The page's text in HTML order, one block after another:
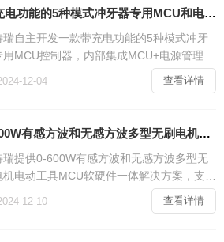
带充电功能的5种模式冲牙器专用MCU和电源管理一体SOC控制器方案
瑞自主开发一款带充电功能的5种模式冲牙
用MCU控制器，内部集成MCU+电源管理
电压报警等功能，电动冲牙器是一种通过高
柱冲洗牙齿缝隙污渍的口腔清洁工具。支持
查看详情
12-04
0-600W有感方波和无感方波多型无刷电机电动工具专用MCU
瑞提供0-600W有感方波和无感方波多型无
机电动工具MCU软硬件一体解决方案，支持
无刷电机，广泛应用于各种电钻，户外电钻
查看详情
12-10